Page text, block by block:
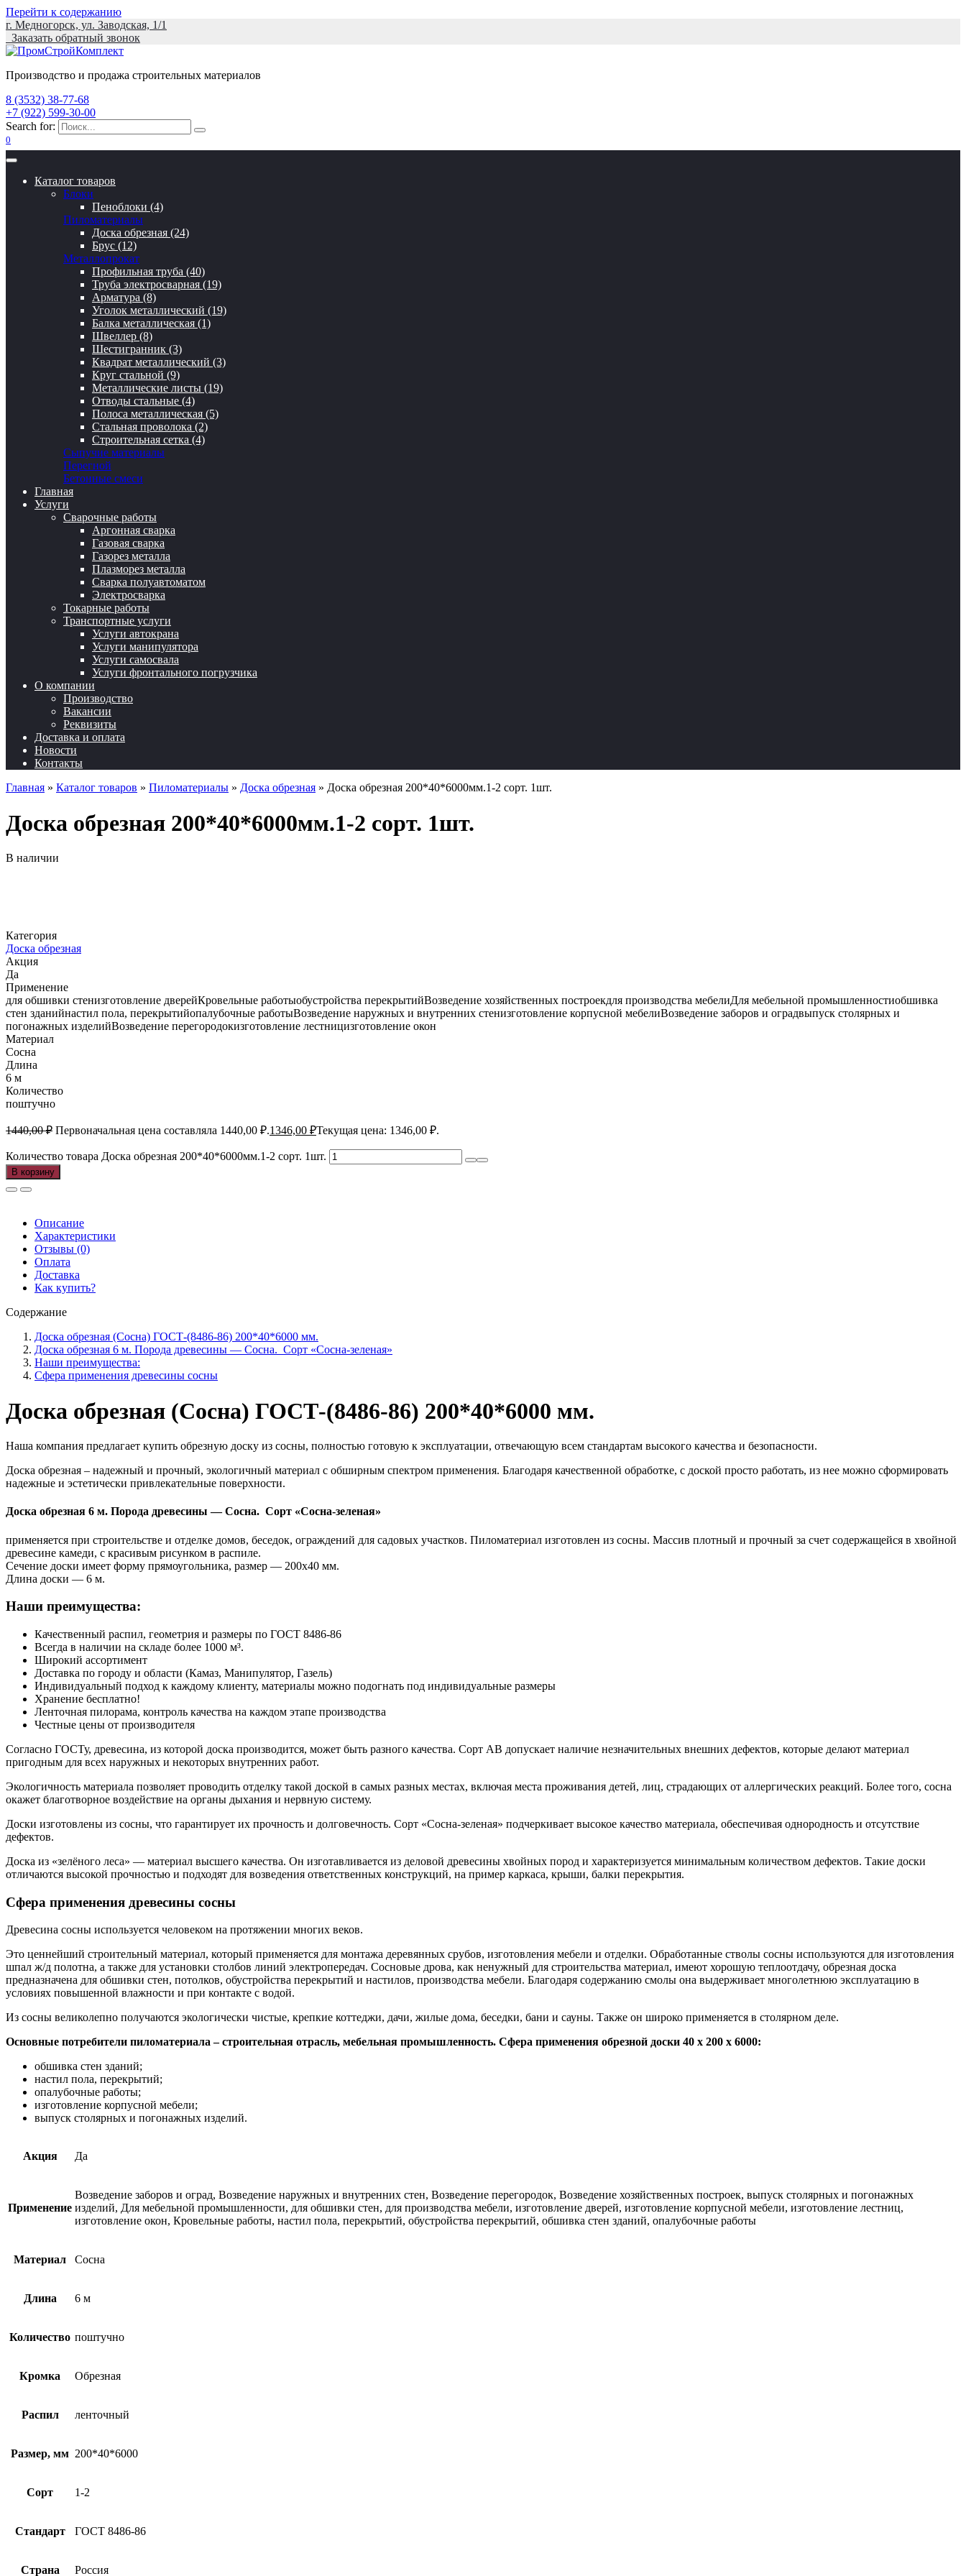
Перейти к содержанию
г. Медногорск, ул. Заводская, 1/1
Заказать обратный звонок
Производство и продажа строительных материалов
8 (3532) 38-77-68
+7 (922) 599-30-00
Search for:
0
Каталог товаров
Блоки
Пеноблоки (4)
Пиломатериалы
Доска обрезная (24)
Брус (12)
Металлопрокат
Профильная труба (40)
Труба электросварная (19)
Арматура (8)
Уголок металлический (19)
Балка металлическая (1)
Швеллер (8)
Шестигранник (3)
Квадрат металлический (3)
Круг стальной (9)
Металлические листы (19)
Отводы стальные (4)
Полоса металлическая (5)
Стальная проволока (2)
Строительная сетка (4)
Сыпучие материалы
Перегной
Бетонные смеси
Главная
Услуги
Сварочные работы
Аргонная сварка
Газовая сварка
Газорез металла
Плазморез металла
Сварка полуавтоматом
Электросварка
Токарные работы
Транспортные услуги
Услуги автокрана
Услуги манипулятора
Услуги самосвала
Услуги фронтального погрузчика
О компании
Производство
Вакансии
Реквизиты
Доставка и оплата
Новости
Контакты
Главная » Каталог товаров » Пиломатериалы » Доска обрезная » Доска обрезная 200*40*6000мм.1-2 сорт. 1шт.
Доска обрезная 200*40*6000мм.1-2 сорт. 1шт.
В наличии
Категория
Доска обрезная
Акция
Да
Применение
для обшивки стенизготовление дверейКровельные работыобустройства перекрытийВозведение хозяйственных построекдля производства мебелиДля мебельной промышленностиобшивка
стен зданийнастил пола, перекрытийопалубочные работыВозведение наружных и внутренних стенизготовление корпусной мебелиВозведение заборов и оградвыпуск столярных и
погонажных изделийВозведение перегородокизготовление лестницизготовление окон
Материал
Сосна
Длина
6 м
Количество
поштучно
1440,00₽ Первоначальная цена составляла 1440,00 ₽.1346,00 ₽Текущая цена: 1346,00 ₽.
Количество товара Доска обрезная 200*40*6000мм.1-2 сорт. 1шт.
В корзину
Описание
Характеристики
Отзывы (0)
Оплата
Доставка
Как купить?
Содержание
Доска обрезная (Сосна) ГОСТ-(8486-86) 200*40*6000 мм.
Доска обрезная 6 м. Порода древесины — Сосна. Сорт «Сосна-зеленая»
Наши преимущества:
Сфера применения древесины сосны
Доска обрезная (Сосна) ГОСТ-(8486-86) 200*40*6000 мм.
Наша компания предлагает купить обрезную доску из сосны, полностью готовую к эксплуатации, отвечающую всем стандартам высокого качества и безопасности.
Доска обрезная – надежный и прочный, экологичный материал с обширным спектром применения. Благодаря качественной обработке, с доской просто работать, из нее можно сформировать
надежные и эстетически привлекательные поверхности.
Доска обрезная 6 м. Порода древесины — Сосна. Сорт «Сосна-зеленая»
применяется при строительстве и отделке домов, беседок, ограждений для садовых участков. Пиломатериал изготовлен из сосны. Массив плотный и прочный за счет содержащейся в хвойной
древесине камеди, с красивым рисунком в распиле.
Сечение доски имеет форму прямоугольника, размер — 200х40 мм.
Длина доски — 6 м.
Наши преимущества:
Качественный распил, геометрия и размеры по ГОСТ 8486-86
Всегда в наличии на складе более 1000 м³.
Широкий ассортимент
Доставка по городу и области (Камаз, Манипулятор, Газель)
Индивидуальный подход к каждому клиенту, материалы можно подогнать под индивидуальные размеры
Хранение бесплатно!
Ленточная пилорама, контроль качества на каждом этапе производства
Честные цены от производителя
Согласно ГОСТу, древесина, из которой доска производится, может быть разного качества. Сорт АВ допускает наличие незначительных внешних дефектов, которые делают материал
пригодным для всех наружных и некоторых внутренних работ.
Экологичность материала позволяет проводить отделку такой доской в самых разных местах, включая места проживания детей, лиц, страдающих от аллергических реакций. Более того, сосна
окажет благотворное воздействие на органы дыхания и нервную систему.
Доски изготовлены из сосны, что гарантирует их прочность и долговечность. Сорт «Сосна-зеленая» подчеркивает высокое качество материала, обеспечивая однородность и отсутствие
дефектов.
Доска из «зелёного леса» — материал высшего качества. Он изготавливается из деловой древесины хвойных пород и характеризуется минимальным количеством дефектов. Такие доски
отличаются высокой прочностью и подходят для возведения ответственных конструкций, на пример каркаса, крыши, балки перекрытия.
Сфера применения древесины сосны
Древесина сосны используется человеком на протяжении многих веков.
Это ценнейший строительный материал, который применяется для монтажа деревянных срубов, изготовления мебели и отделки. Обработанные стволы сосны используются для изготовления
шпал ж/д полотна, а также для установки столбов линий электропередач. Сосновые дрова, как ненужный для строительства материал, имеют хорошую теплоотдачу, обрезная доска
предназначена для обшивки стен, потолков, обустройства перекрытий и настилов, производства мебели. Благодаря содержанию смолы она выдерживает многолетнюю эксплуатацию в
условиях повышенной влажности и при контакте с водой.
Из сосны великолепно получаются экологически чистые, крепкие коттеджи, дачи, жилые дома, беседки, бани и сауны. Также он широко применяется в столярном деле.
Основные потребители пиломатериала – строительная отрасль, мебельная промышленность. Сфера применения обрезной доски 40 х 200 х 6000:
обшивка стен зданий;
настил пола, перекрытий;
опалубочные работы;
изготовление корпусной мебели;
выпуск столярных и погонажных изделий.
Акция Да
Применение
Возведение заборов и оград, Возведение наружных и внутренних стен, Возведение перегородок, Возведение хозяйственных построек, выпуск столярных и погонажных
изделий, Для мебельной промышленности, для обшивки стен, для производства мебели, изготовление дверей, изготовление корпусной мебели, изготовление лестниц,
изготовление окон, Кровельные работы, настил пола, перекрытий, обустройства перекрытий, обшивка стен зданий, опалубочные работы
Материал Сосна
Длина 6 м
Количество поштучно
Кромка Обрезная
Распил ленточный
Размер, мм 200*40*6000
Сорт 1-2
Стандарт ГОСТ 8486-86
Страна Россия